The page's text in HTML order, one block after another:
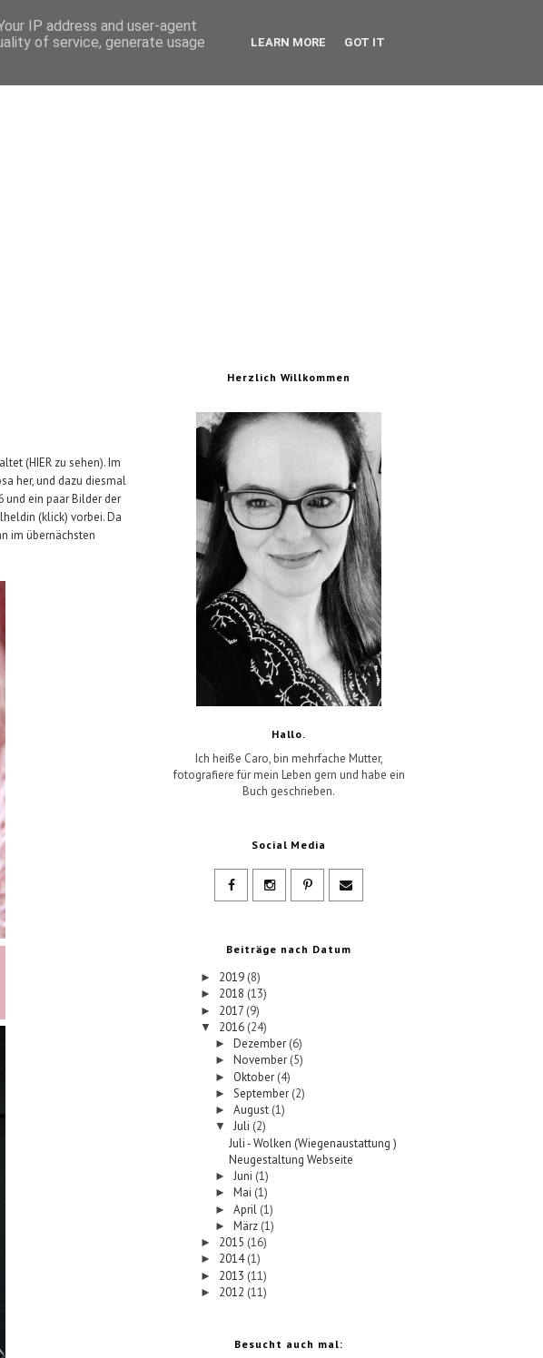
(HIER zu sehen). Im
her, und dazu diesmal
und ein paar Bilder der
(klick) vorbei. Da
im übernächsten
Herzlich Willkommen
Hallo.
Ich heiße Caro, bin mehrfache Mutter,
fotografiere für mein Leben gern und habe ein
Buch geschrieben.
Social Media
Beiträge nach Datum
► 2019 (8)
► 2018 (13)
► 2017 (9)
▼ 2016 (24)
► Dezember (6)
► November (5)
► Oktober (4)
► September (2)
► August (1)
▼ Juli (2)
Juli - Wolken (Wiegenaustattung )
Neugestaltung Webseite
► Juni (1)
► Mai (1)
► April (1)
► März (1)
► 2015 (16)
► 2014(1)
► 2013 (11)
► 2012 (11)
Besucht auch mal:
IP address and user-agent
of service, generate usage
LEARN MORE GOT IT